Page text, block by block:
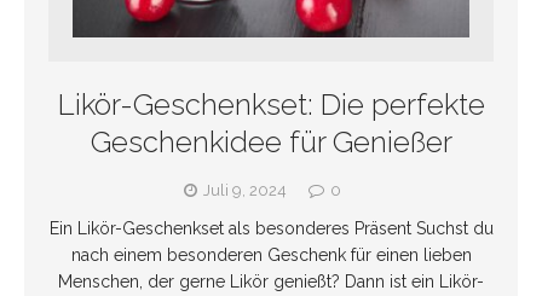
Likör-Geschenkset: Die perfekte
Geschenkidee für Genießer
Juli 9, 2024 0
Ein Likör-Geschenkset als besonderes Präsent Suchst du
nach einem besonderen Geschenk für einen lieben
Menschen, der gerne Likör genießt? Dann ist ein Likör-